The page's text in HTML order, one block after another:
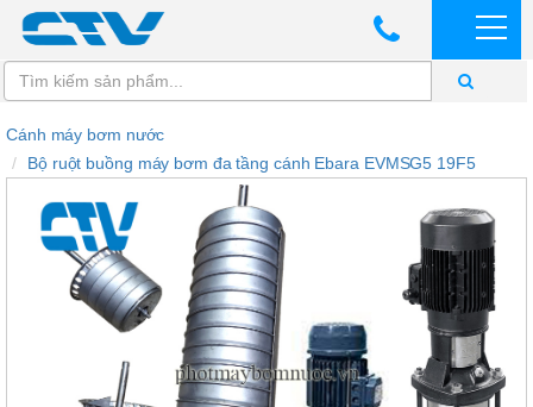
Cánh máy bơm nước
Bộ ruột buồng máy bơm đa tầng cánh Ebara EVMSG5 19F5